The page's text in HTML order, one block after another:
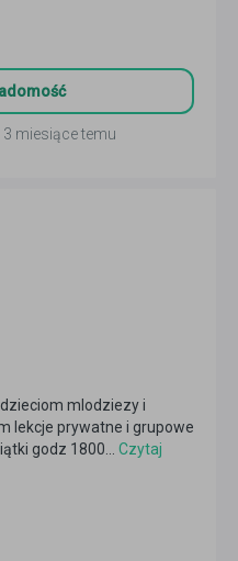
miesiące temu
mlodziezy i
lekcje prywatne i grupowe
godz 1800...
Czytaj